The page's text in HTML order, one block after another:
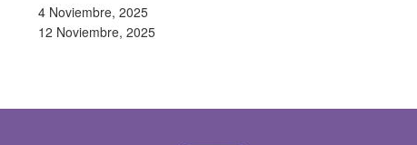
4 Noviembre, 2025
12 Noviembre, 2025